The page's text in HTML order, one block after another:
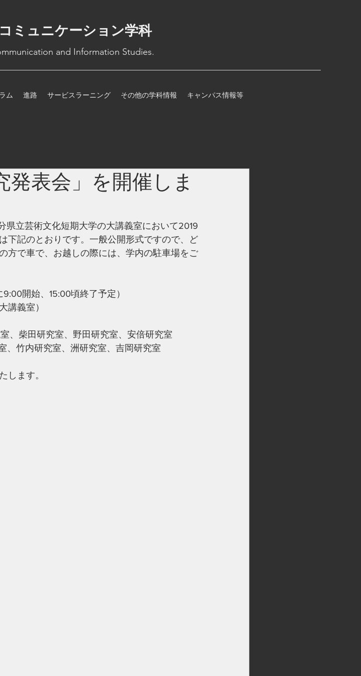
ミュニケーション学科
and Information Studies.
ム 進路 サービスラーニング その他の学科情報 キャンパス情報等
発表会」を開催しま
県立芸術文化短期大学の大講義室において2019
下記のとおりです。一般公開形式ですので、ど
方で車で、お越しの際には、学内の駐車場をご
開始、15:00頃終了予定）
講義室）
、柴田研究室、野田研究室、安倍研究室
、竹内研究室、洲研究室、吉岡研究室
します。